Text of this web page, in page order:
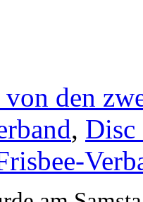
den
, Disc